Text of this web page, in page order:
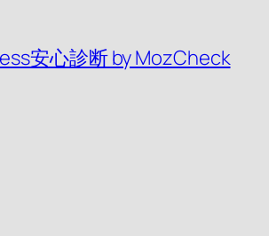
安心診断 by MozCheck